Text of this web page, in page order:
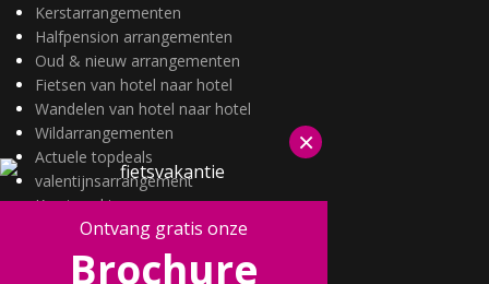
Kerstarrangementen
Halfpension arrangementen
Oud & nieuw arrangementen
Fietsen van hotel naar hotel
Wandelen van hotel naar hotel
Wildarrangementen
Actuele topdeals
valentijnsarrangement
Kerstmarkten
Fietsvakanties
Wandelvakanties
×
Ontvang gratis onze
Brochure